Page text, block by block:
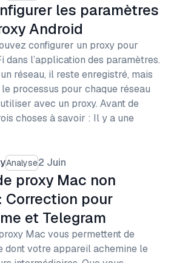
les paramètres
Android
configurer un proxy pour
dans l’application des paramètres.
réseau, il reste enregistré, mais
processus pour chaque réseau
avec un proxy. Avant de
choses à savoir : Il y a une
Analyse2 Juin
proxy Mac non
pour
et Telegram
Mac vous permettent de
dont votre appareil achemine le